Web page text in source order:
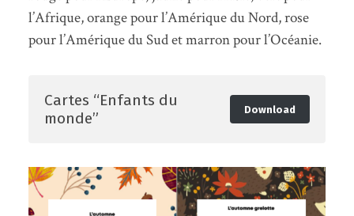
l’Afrique, orange pour l’Amérique du Nord, rose
pour l’Amérique du Sud et marron pour l’Océanie.
Cartes “Enfants du
monde”
Download